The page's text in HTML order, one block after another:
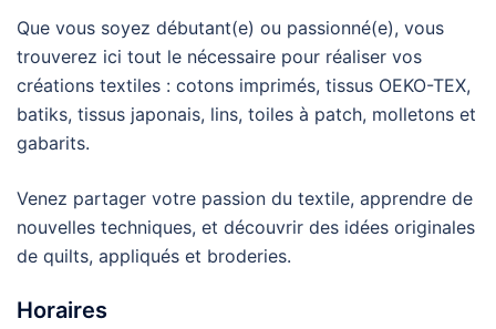
Que vous soyez débutant(e) ou passionné(e), vous
trouverez ici tout le nécessaire pour réaliser vos
créations textiles : cotons imprimés, tissus OEKO-TEX,
batiks, tissus japonais, lins, toiles à patch, molletons et
gabarits.
Venez partager votre passion du textile, apprendre de
nouvelles techniques, et découvrir des idées originales
de quilts, appliqués et broderies.
Horaires